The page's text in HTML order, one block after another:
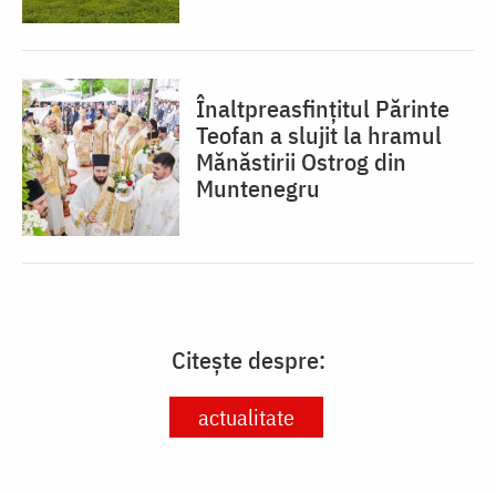
Înaltpreasfințitul Părinte
Teofan a slujit la hramul
Mănăstirii Ostrog din
Muntenegru
Citește despre:
actualitate